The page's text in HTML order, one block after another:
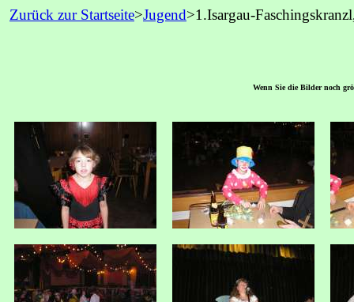
Zurück zur Startseite>Jugend>1.Isargau-
Wenn Sie die Bilder noch